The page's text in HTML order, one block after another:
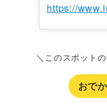
https://
＼このスポット
おで